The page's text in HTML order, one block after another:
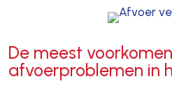
De meest
afvoerproblemen in